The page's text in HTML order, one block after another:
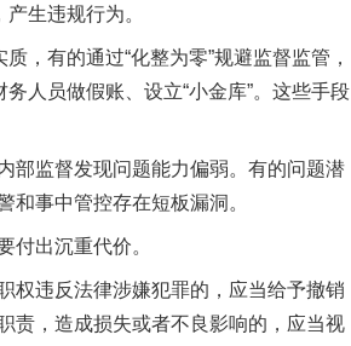
生违规行为。
有的通过“化整为零”规避监督监管，
人员做假账、设立“小金库”。这些手段
监督发现问题能力偏弱。有的问题潜
事中管控存在短板漏洞。
出沉重代价。
违反法律涉嫌犯罪的，应当给予撤销
责，造成损失或者不良影响的，应当视